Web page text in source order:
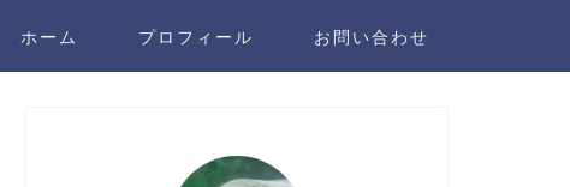
ホーム プロフィール お問い合わせ